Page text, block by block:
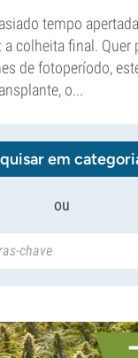
tempo
colheita final. Quer
de fotoperíodo,
o...
em
ou